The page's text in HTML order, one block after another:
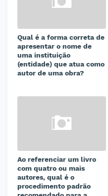
Qual é a forma correta de
apresentar o nome de
uma instituição
(entidade) que atua como
autor de uma obra?
Ao referenciar um livro
com quatro ou mais
autores, qual é o
procedimento padrão